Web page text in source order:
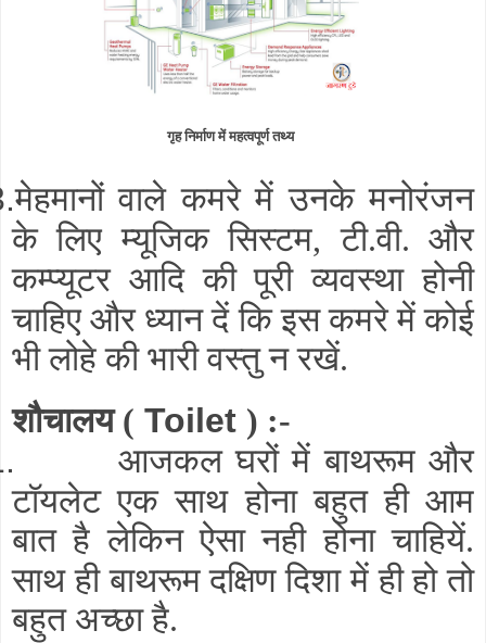
गृह निर्माण में महत्वपूर्ण तथ्य
मेहमानों वाले कमरे में उनके मनोरंजन
के लिए म्यूजिक सिस्टम,टी.वी.और
कम्प्यूटर आदि की पूरी व्यवस्था होनी
चाहिए और ध्यान दें कि इस कमरे में कोई
भी लोहे की भारी वस्तु न रखें.
शौचालय( Toilet ) :-
आजकल घरों में बाथरूम और
टॉयलेटएक साथ होना बहुत ही आम
बात है लेकिन ऐसा नही होना चाहियें.
साथ ही बाथरूम दक्षिण दिशा में ही हो तो
बहुत अच्छा है.